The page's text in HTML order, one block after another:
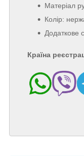
Матеріал
Колір:
Додаткове
Країна